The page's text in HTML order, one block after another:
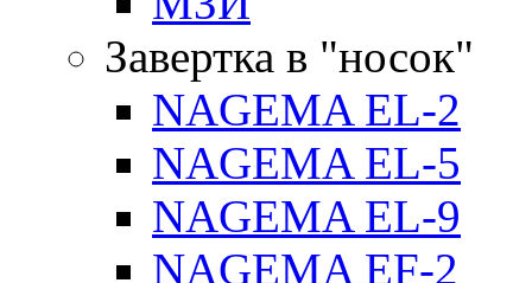
Завертка в "носок"
NAGEMA EL-2
NAGEMA EL-5
NAGEMA EL-9
NAGEMA EF-2